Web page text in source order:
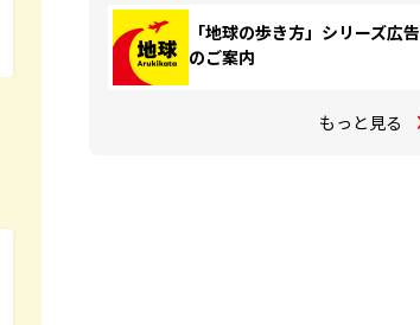
「地球の歩き方」シリーズ広告
のご案内
もっと見る